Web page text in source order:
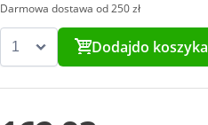
Darmowa dostawa od 250 zł
Dodajdo koszyka